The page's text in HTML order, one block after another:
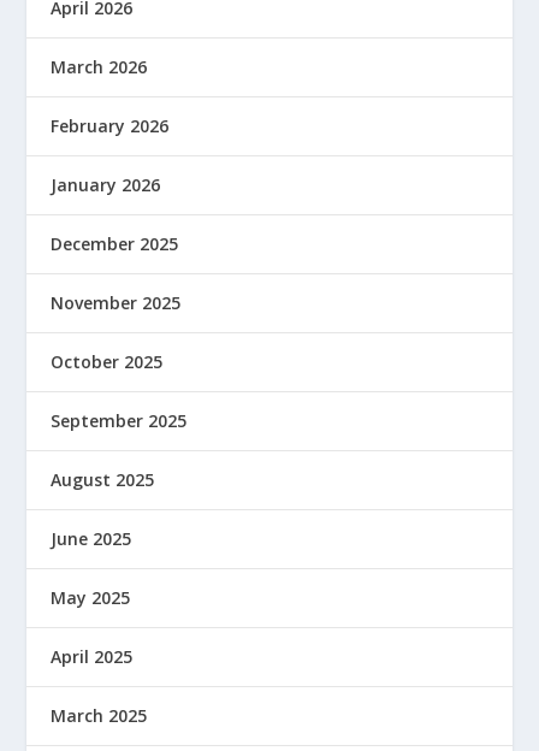
April 2026
March 2026
February 2026
January 2026
December 2025
November 2025
October 2025
September 2025
August 2025
June 2025
May 2025
April 2025
March 2025